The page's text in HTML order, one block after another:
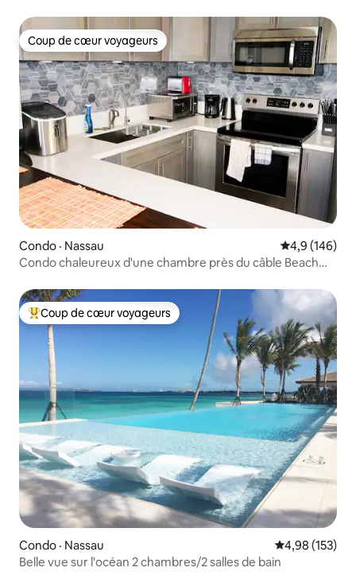
Coup de cœur voyageurs
Coup de cœur voyageurs
Condo · Nassau Note
4,9 (146)
Condo chaleureux d'une chambre près du câble Beach
Coup de cœur voyageurs parmi les plus aimés
Coup de cœur voyageurs
Condo · Nassau Note
4,98 (153)
Belle vue sur l'océan 2 chambres/2 salles de bain